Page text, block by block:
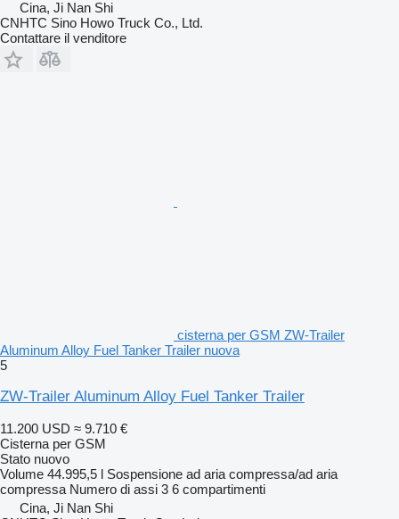
Cina, Ji Nan Shi
CNHTC Sino Howo Truck Co., Ltd.
Contattare il venditore
cisterna per GSM ZW-Trailer
Aluminum Alloy Fuel Tanker Trailer nuova
5
ZW-Trailer Aluminum Alloy Fuel Tanker Trailer
11.200 USD ≈ 9.710 €
Cisterna per GSM
Stato nuovo
Volume 44.995,5 l Sospensione ad aria compressa/ad aria
compressa Numero di assi 3 6 compartimenti
Cina, Ji Nan Shi